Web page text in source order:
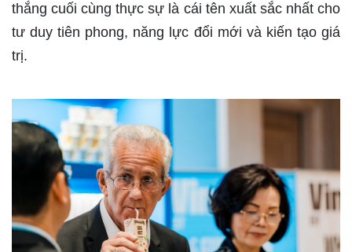
thắng cuối cùng thực sự là cái tên xuất sắc nhất cho
tư duy tiên phong, năng lực đổi mới và kiến tạo giá
trị.